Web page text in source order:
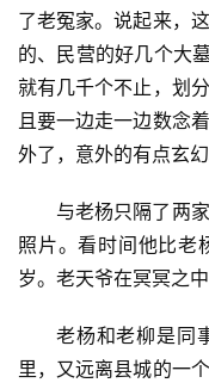
了老冤家。说起来，
的、民营的好几个大
就有几千个不止，划
且要一边走一边数念
外了，意外的有点玄幻
与老杨只隔了两
照片。看时间他比老
岁。老天爷在冥冥之
老杨和老柳是同
里，又远离县城的一